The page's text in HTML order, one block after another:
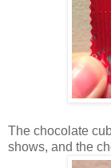
The chocolate
shows, and the